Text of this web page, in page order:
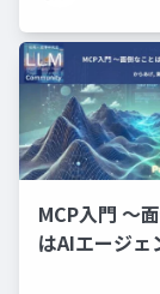
MCP入門 〜
はAIエージェ